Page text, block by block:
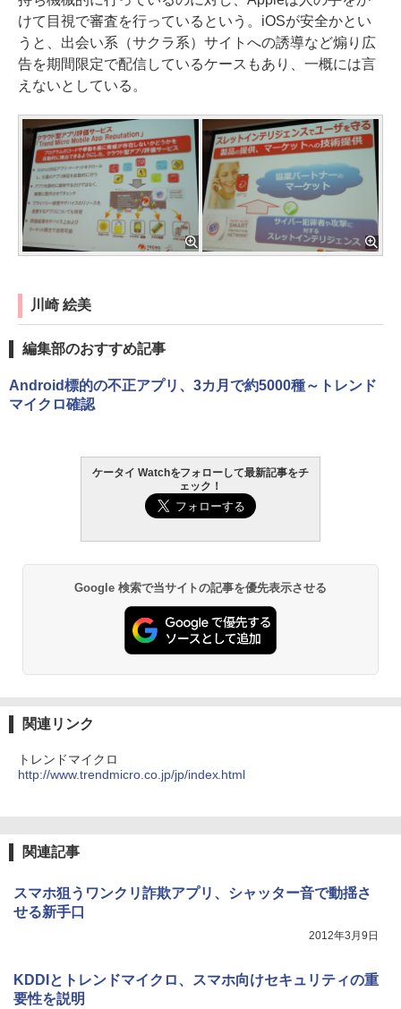
けて目視で審査を行っているという。iOSが安全かとい
うと、出会い系（サクラ系）サイトへの誘導など煽り広
告を期間限定で配信しているケースもあり、一概には言
えないとしている。
川崎 絵美
編集部のおすすめ記事
Android標的の不正アプリ、3カ月で約5000種～トレンド
マイクロ確認
ケータイ Watchをフォローして最新記事をチ
ェック！
Google 検索で当サイトの記事を優先表示させる
関連リンク
トレンドマイクロ
http://www.trendmicro.co.jp/jp/index.html
関連記事
スマホ狙うワンクリ詐欺アプリ、シャッター音で動揺さ
せる新手口
2012年3月9日
KDDIとトレンドマイクロ、スマホ向けセキュリティの重
要性を説明